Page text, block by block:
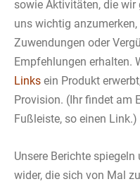
sowie Aktivitäten, die wir
uns wichtig
Zuwendungen oder
Empfehlungen erhalten.
Links ein Produkt
Provision. (Ihr findet am
Fußleiste, so einen Link.)
Unsere Berichte
wider, die sich von Mal